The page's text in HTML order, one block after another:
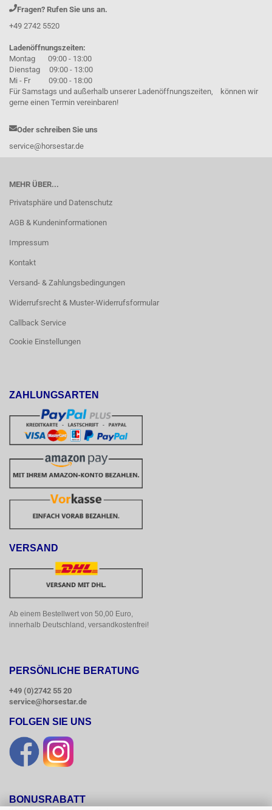
Fragen? Rufen Sie uns an.
+49 2742 5520
Ladenöffnungszeiten:
Montag 09:00 - 13:00
Dienstag 09:00 - 13:00
Mi - Fr 09:00 - 18:00
Für Samstags und außerhalb unserer Ladenöffnungszeiten, können wir
gerne einen Termin vereinbaren!
Oder schreiben Sie uns
service@horsestar.de
MEHR ÜBER...
Privatsphäre und Datenschutz
AGB & Kundeninformationen
Impressum
Kontakt
Versand- & Zahlungsbedingungen
Widerrufsrecht & Muster-Widerrufsformular
Callback Service
Cookie Einstellungen
ZAHLUNGSARTEN
VERSAND
Ab einem Bestellwert von 50,00 Euro,
innerhalb Deutschland, versandkostenfrei!
PERSÖNLICHE BERATUNG
+49 (0)2742 55 20
service@horsestar.de
FOLGEN SIE UNS
BONUSRABATT